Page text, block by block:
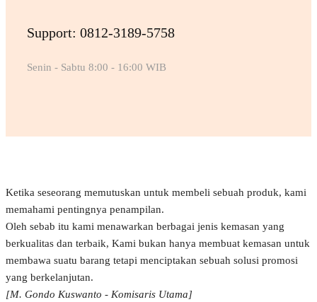
Support: 0812-3189-5758
Senin - Sabtu 8:00 - 16:00 WIB
Ketika seseorang memutuskan untuk membeli sebuah produk, kami
memahami pentingnya penampilan.
Oleh sebab itu kami menawarkan berbagai jenis kemasan yang
berkualitas dan terbaik, Kami bukan hanya membuat kemasan untuk
membawa suatu barang tetapi menciptakan sebuah solusi promosi
yang berkelanjutan.
[M. Gondo Kuswanto - Komisaris Utama]